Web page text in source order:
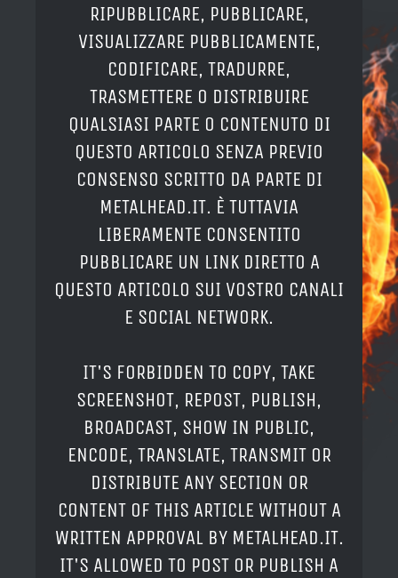
RIPUBBLICARE, PUBBLICARE,
VISUALIZZARE PUBBLICAMENTE,
CODIFICARE, TRADURRE,
TRASMETTERE O DISTRIBUIRE
QUALSIASI PARTE O CONTENUTO DI
QUESTO ARTICOLO SENZA PREVIO
CONSENSO SCRITTO DA PARTE DI
METALHEAD.IT. È TUTTAVIA
LIBERAMENTE CONSENTITO
PUBBLICARE UN LINK DIRETTO A
QUESTO ARTICOLO SUI VOSTRO CANALI
E SOCIAL NETWORK.
IT'S FORBIDDEN TO COPY, TAKE
SCREENSHOT, REPOST, PUBLISH,
BROADCAST, SHOW IN PUBLIC,
ENCODE, TRANSLATE, TRANSMIT OR
DISTRIBUTE ANY SECTION OR
CONTENT OF THIS ARTICLE WITHOUT A
WRITTEN APPROVAL BY METALHEAD.IT.
IT'S ALLOWED TO POST OR PUBLISH A